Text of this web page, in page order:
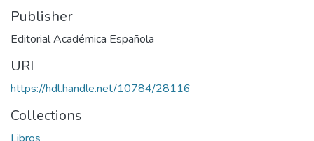
Publisher
Editorial Académica Española
URI
https://hdl.handle.net/10784/28116
Collections